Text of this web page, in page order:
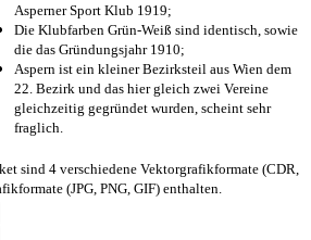
Asperner Sport Klub 1919;
Die Klubfarben Grün-Weiß sind identisch, sowie
die das Gründungsjahr 1910;
Aspern ist ein kleiner Bezirksteil aus Wien dem
22. Bezirk und das hier gleich zwei Vereine
gleichzeitig gegründet wurden, scheint sehr
fraglich.
sind 4 verschiedene Vektorgrafikformate (CDR,
(JPG, PNG, GIF) enthalten.